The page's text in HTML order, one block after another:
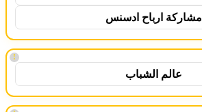
مشاركة ارباح ادسنس
!
عالم الشباب